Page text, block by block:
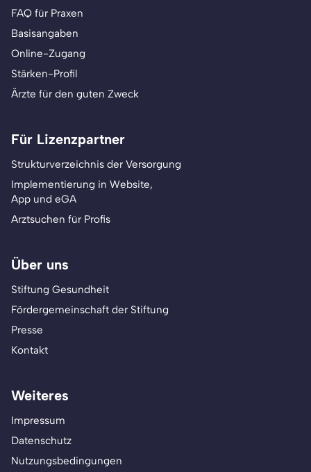
FAQ für Praxen
Basisangaben
Online-Zugang
Stärken-Profil
Ärzte für den guten Zweck
Für Lizenzpartner
Strukturverzeichnis der Versorgung
Implementierung in Website,
App und eGA
Arztsuchen für Profis
Über uns
Stiftung Gesundheit
Fördergemeinschaft der Stiftung
Presse
Kontakt
Weiteres
Impressum
Datenschutz
Nutzungsbedingungen